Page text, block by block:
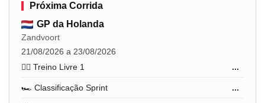
Próxima Corrida
GP da Holanda
Zandvoort
21/08/2026 a 23/08/2026
🏋️‍♂️ Treino Livre 1
...
🏎️ Classificação Sprint ...